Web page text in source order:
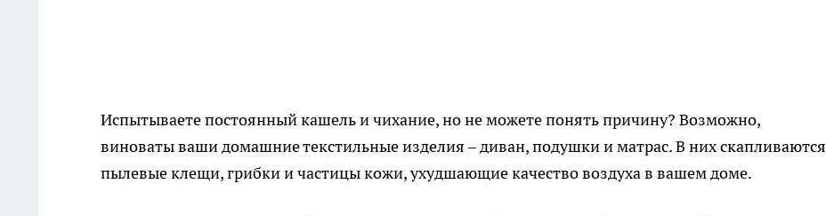
Испытываете постоянный кашель и чихание, но не можете понять причину? Возможно,
виноваты ваши домашние текстильные изделия – диван, подушки и матрас. В них скапливаются
пылевые клещи, грибки и частицы кожи, ухудшающие качество воздуха в вашем доме.